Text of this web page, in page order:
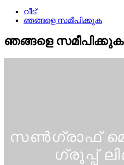
വീട്
ഞങ്ങളെ സമീപിക്കുക
ഞങ്ങളെ സമീപിക്കുക
സൺഗ്രാഫ്
ഗ്രൂപ്പ്